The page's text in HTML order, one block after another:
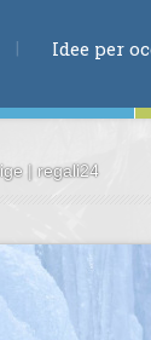
Idee per
| regali24